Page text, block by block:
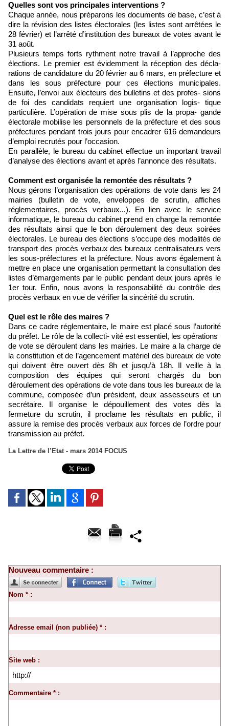
Quelles sont vos principales interventions ?
Chaque année, nous préparons les documents de base, c’est à
dire la révision des listes électorales (les listes sont arrêtées le
28 février) et l’arrêté d’institution des bureaux de votes avant le
31 août.
Plusieurs temps forts rythment notre travail à l’approche des
élections. Le premier est évidemment la réception des décla-
rations de candidature du 20 février au 6 mars, en préfecture et
dans les sous préfecture pour ces élections municipales.
Ensuite, l’envoi aux électeurs des bulletins et des profes- sions
de foi des candidats requiert une organisation logis- tique
particulière. L’opération de mise sous plis de la propa- gande
électorale mobilise les personnels de la préfecture et des sous
préfectures pendant trois jours pour encadrer 616 demandeurs
d’emploi recrutés pour l’occasion.
En parallèle, le bureau du cabinet effectue un important travail
d’analyse des élections avant et après l’annonce des résultats.
Comment est organisée la remontée des résultats ?
Nous gérons l’organisation des opérations de vote dans les 24
mairies (bulletin de vote, enveloppes de scrutin, affiches
réglementaires, procès verbaux...). En lien avec le service
informatique, le bureau du cabinet prend en charge la remontée
des résultats ainsi que le bon déroulement des deux soirées
électorales. Le bureau des élections s’occupe des modalités de
transport des procès verbaux des bureaux centralisateurs vers
les sous-préfectures et la préfecture. Nous avons également à
mettre en place une organisation permettant la consultation des
listes d’émargements par le public pendant deux jours après le
1er tour. Enfin, nous avons la responsabilité du contrôle des
procès verbaux en vue de vérifier la sincérité du scrutin.
Quel est le rôle des maires ?
Dans ce cadre réglementaire, le maire est placé sous l’autorité
du préfet. Le rôle de la collecti- vité est essentiel, les opérations
de vote se déroulent dans les mairies. Le maire a la charge de
la constitution et de l’agencement matériel des bureaux de vote
qui doivent être ouvert dès 8h et jusqu’à 18h. Il veille à la
composition des équipes qui seront chargés du bon
déroulement des opérations de vote dans tous les bureaux de la
commune, composée d’un président, deux assesseurs et un
secrétaire. Il organise le dépouillement des votes dès la
fermeture du scrutin, il proclame les résultats en public, il
assure la remise des procès verbaux aux forces de l’ordre pour
transmission au préfet.
La Lettre de l’Etat - mars 2014 FOCUS
Nouveau commentaire :
Nom * :
Adresse email (non publiée) * :
Site web :
Commentaire * :